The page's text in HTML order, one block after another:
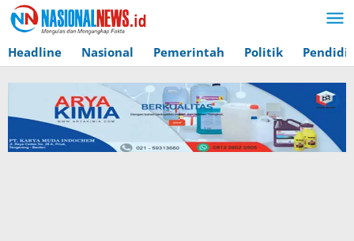
Lewati
ke
konten
Headline Nasional Pemerintah Politik